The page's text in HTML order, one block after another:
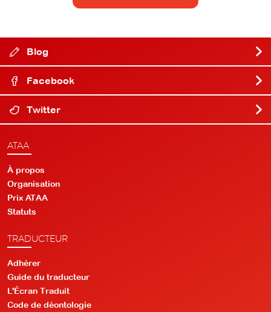
Blog
Facebook
Twitter
ATAA
À propos
Organisation
Prix ATAA
Statuts
TRADUCTEUR
Adhérer
Guide du traducteur
L'Écran Traduit
Code de déontologie